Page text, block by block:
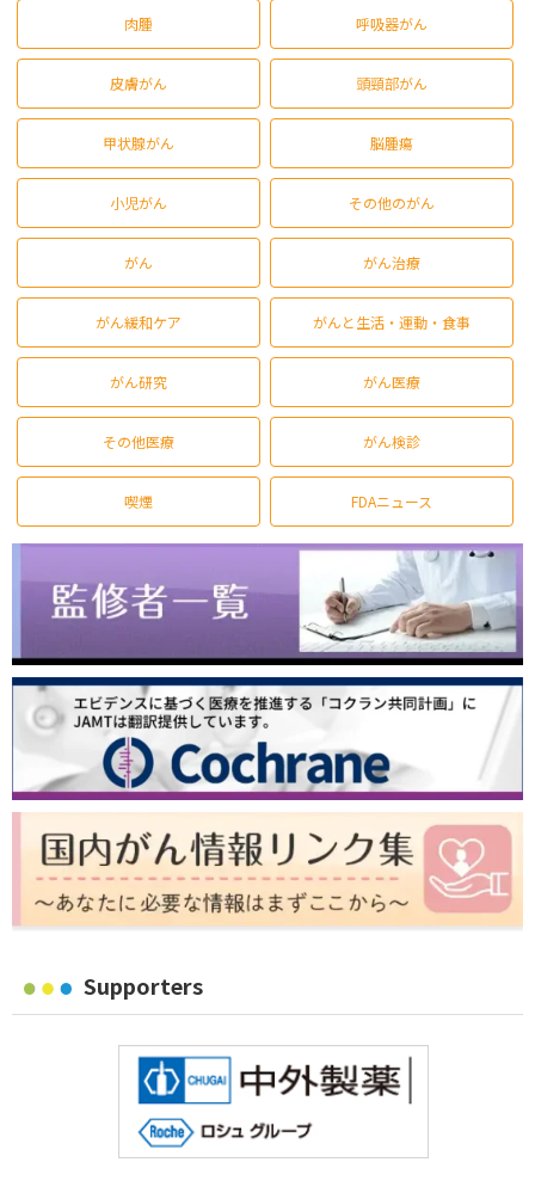
肉腫 呼吸器がん
皮膚がん 頭頸部がん
甲状腺がん 脳腫瘍
小児がん その他のがん
がん がん治療
がん緩和ケア がんと生活・運動・食事
がん研究 がん医療
その他医療 がん検診
喫煙 FDAニュース
Supporters